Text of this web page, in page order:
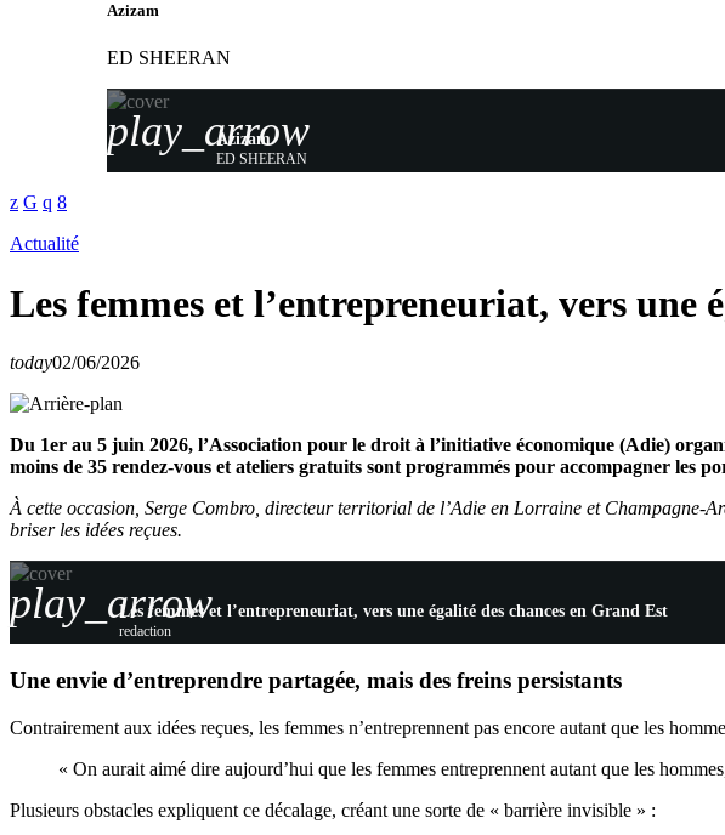
Azizam
ED SHEERAN
play_arrow
Azizam
ED SHEERAN
Actualité
Les femmes et l’entrepreneuriat, vers une
today02/06/2026
Du 1er au 5 juin 2026, l’Association pour le droit à l’initiative économique (Adie)
moins de 35 rendez-vous et ateliers gratuits sont programmés pour accompagner les
À cette occasion, Serge Combro, directeur territorial de l’Adie en Lorraine et Champagne-
briser les idées reçues.
play_arrowLes femmes et l’entrepreneuriat, vers une égalité des chances en Grand Est
redaction
Une envie d’entreprendre partagée, mais des freins persistants
Contrairement aux idées reçues, les femmes n’entreprennent pas encore autant que les
« On aurait aimé dire aujourd’hui que les femmes entreprennent autant que les
Plusieurs obstacles expliquent ce décalage, créant une sorte de « barrière invisible » :